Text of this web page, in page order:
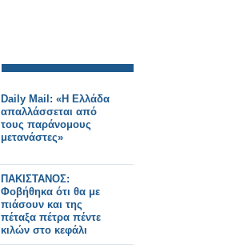
Daily Mail: «Η Ελλάδα
απαλλάσσεται από
τους παράνομους
μετανάστες»
ΠΑΚΙΣΤΑΝΟΣ:
Φοβήθηκα ότι θα με
πιάσουν και της
πέταξα πέτρα πέντε
κιλών στο κεφάλι